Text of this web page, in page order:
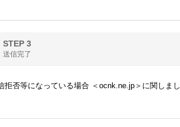
STEP 3
送信完了
否等になっている場合 ＜ocnk.ne.jp＞に関しまし